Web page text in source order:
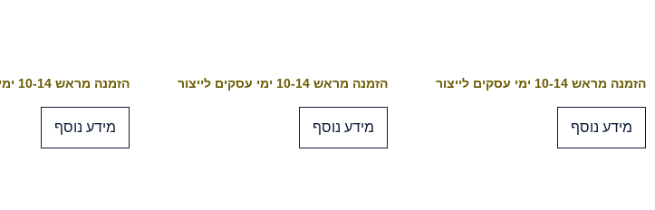
הזמנה מראש 10-14 ימי עסקים לייצור
מידע נוסף
הזמנה מראש 10-14 ימי עסקים לייצור
מידע נוסף
הזמנה מראש 10-14 ימי עסקים לייצור
מידע נוסף